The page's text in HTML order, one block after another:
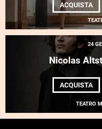
ACQUISTA
24
Nicolas
ACQUISTA
TEATRO